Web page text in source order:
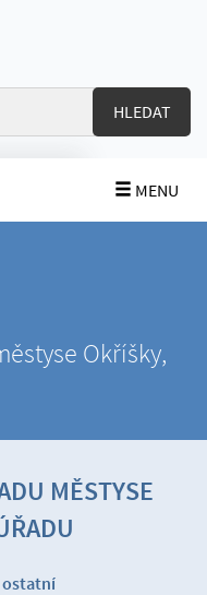
HLEDAT
MENU
Okříšky,
MĚSTYSE
ostatní